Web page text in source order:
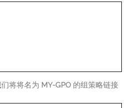
将将名为 MY-GPO 的组策略链接